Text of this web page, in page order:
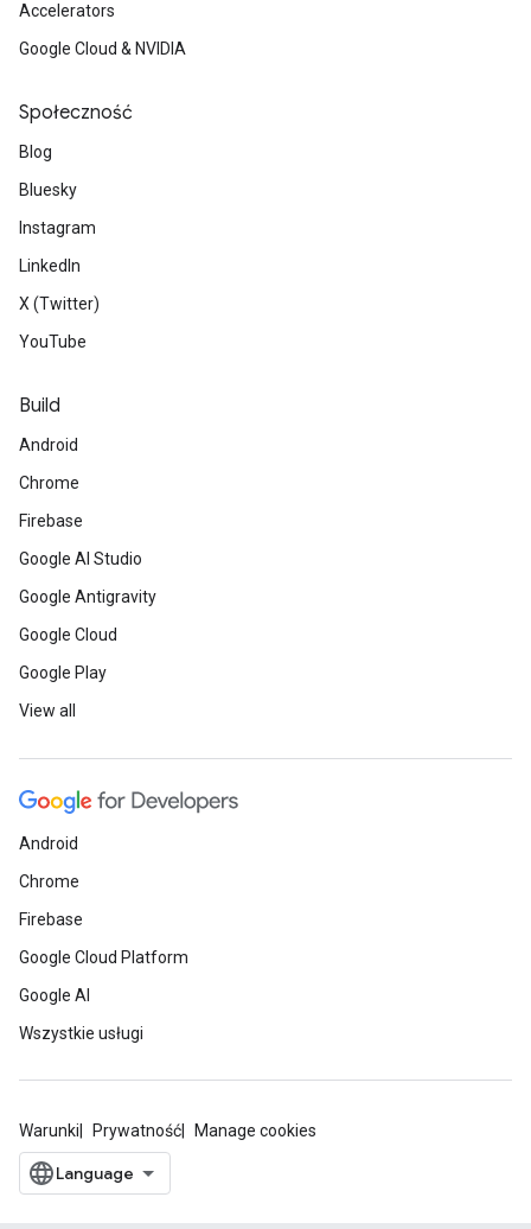
Accelerators
Google Cloud & NVIDIA
Społeczność
Blog
Bluesky
Instagram
LinkedIn
X (Twitter)
YouTube
Build
Android
Chrome
Firebase
Google AI Studio
Google Antigravity
Google Cloud
Google Play
View all
Android
Chrome
Firebase
Google Cloud Platform
Google AI
Wszystkie usługi
Warunki Prywatność Manage cookies